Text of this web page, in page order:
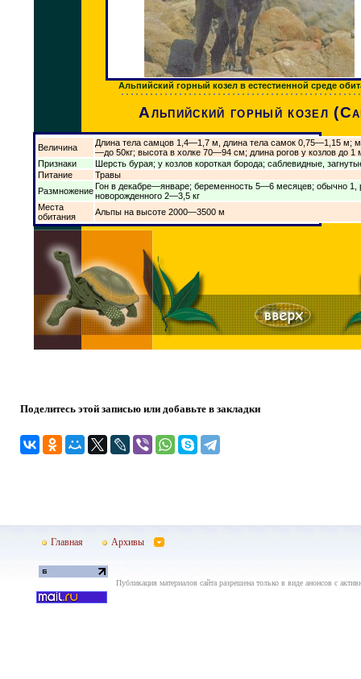
Альпийский горный козел в естестиенной среде
Альпийский горный козел
Величина
Длина тела самцов 1,4—1,7 м, длина тела самок 0,75—1,15 м;
—до 50кг; высота в холке 70—94 см; длина рогов у козлов до 1
Признаки
Шерсть бурая; у козлов короткая борода; саблевидные,
Питание
Травы
РазмножениеГон в декабре—январе; беременность 5—6 месяцев; обычно 1,
новорожденного 2—3,5 кг
Места
обитания
Альпы на высоте 2000—3500 м
Поделитесь этой записью или добавьте в закладки
Главная Архивы
Публикация материалов сайта разрешена только в виде анонсов с